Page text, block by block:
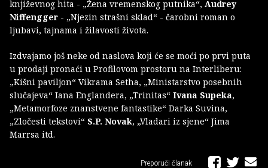
književnog hita - „Žena vremenskog putnika“, Audrey
Niffengger - „Njezin strašni sklad“ - čarobni roman o
ljubavi, tajnama i žilavosti života.
Izdvajamo još neke od naslova koji će se moći po prvi puta
u prodaji pronaći u Profilovom prostoru na Interliberu:
„Kišni paviljon“ Vikrama Setha, „Ministarstvo posebnih
slučajeva“ Iana Englandera, „Trinitas“ Ivana Supeka,
„Metamorfoze znanstvene fantastike“ Darka Suvina,
„Zločesti tekstovi“ S.P. Novak, „Vladari iz sjene“ Jima
Marrsa itd.
Preporuči članak